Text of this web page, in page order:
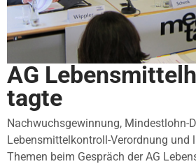
AG
tagte
Nachwuchsgewinnung, Mindestlohn-
Lebensmittelkontroll-Verordnung und
Themen beim Gespräch der AG